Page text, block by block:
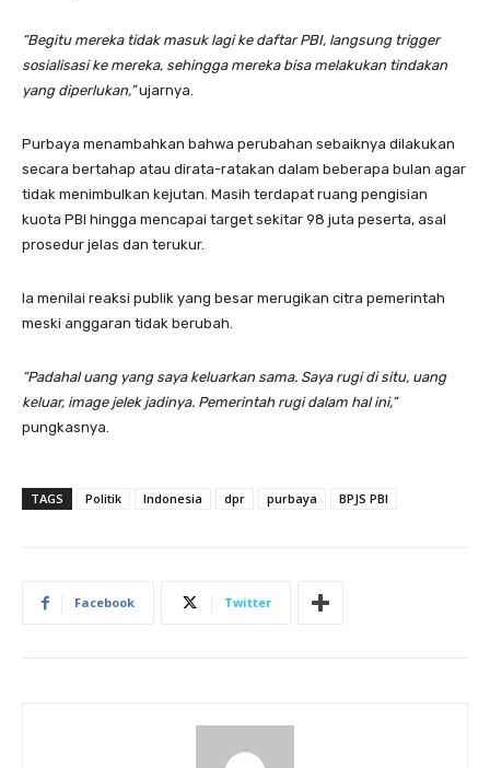
“Begitu mereka tidak masuk lagi ke daftar PBI, langsung trigger
sosialisasi ke mereka, sehingga mereka bisa melakukan tindakan
yang diperlukan,”ujarnya.
Purbaya menambahkan bahwa perubahan sebaiknya dilakukan
secara bertahap atau dirata-ratakan dalam beberapa bulan agar
tidak menimbulkan kejutan. Masih terdapat ruang pengisian
kuota PBI hingga mencapai target sekitar 98 juta peserta, asal
prosedur jelas dan terukur.
Ia menilai reaksi publik yang besar merugikan citra pemerintah
meski anggaran tidak berubah.
“Padahal uang yang saya keluarkan sama. Saya rugi di situ, uang
keluar, image jelek jadinya. Pemerintah rugi dalam hal ini,”
pungkasnya.
TAGS Politik Indonesia dpr purbaya BPJS PBI
Facebook Twitter